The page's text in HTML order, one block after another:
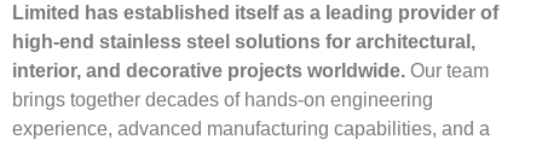
Limited has established itself as a leading provider of
high-end stainless steel solutions for architectural,
interior, and decorative projects worldwide. Our team
brings together decades of hands-on engineering
experience, advanced manufacturing capabilities, and a